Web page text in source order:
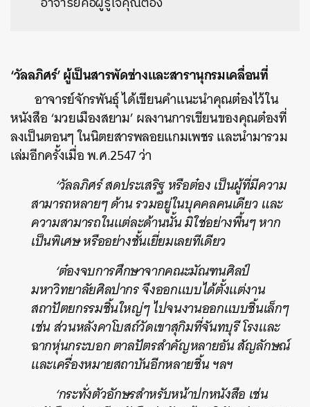
‘วัลลภิศร์’ ผู้เป็นสารพัดช่างและสารานุกรมเคลื่อนที่
อาจารย์จักรพันธุ์ ได้เขียนคำแนะนำคุณต๋องไว้ใน
หนังสือ ‘มวยเมืองสยาม’ ผลงานการเขียนของคุณต๋องที่
ลงเป็นตอนๆ ในนิตยสารพลอยแกมเพชร และนำมารวม
เล่มอีกครั้งเมื่อ พ.ศ.2547 ว่า
‘วัลลภิศร์ สดประเสริฐ หรือต๋อง เป็นผู้ที่มีความ
สามารถหลายๆ ด้าน รวมอยู่ในบุคคลคนเดียว และ
ความสามารถในแต่ละด้านนั้น มิใช่อย่างพื้นๆ หาก
เป็นพิเศษ หรืออย่างชั้นเยี่ยมเลยทีเดียว
‘ต๋องจบการศึกษาจากคณะมัณฑนศิลป์
มหาวิทยาลัยศิลปากร จึงออกแบบได้ตั้งแต่งาน
สถาปัตยกรรมชิ้นใหญ่ๆ ไปจนงานออกแบบชิ้นเล็กๆ
เช่น ส่วนหลังคาโบสถ์วัดเขาสุกิมที่จันทบุรี โรงและ
ฉากหุ่นกระบอก ตาลปัตรสำคัญหลายอัน สัญลักษณ์
และเครื่องหมายสถาบันอีกหลายชิ้น ฯลฯ
‘กระทั่งตัวอักษรสำหรับหน้าปกหนังสือ เช่น